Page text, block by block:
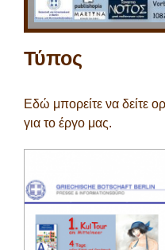
Τύπος
Εδώ μπορείτε να δείτε
για το έργο μας.